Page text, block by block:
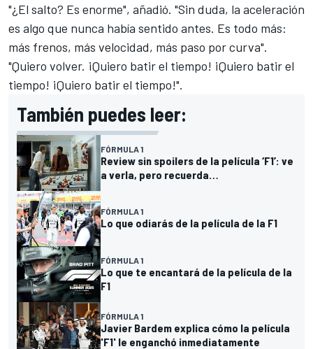
"¿El salto? Es enorme", añadió. "Sin duda, la aceleración
es algo que nunca había sentido antes. Es todo más:
más frenos, más velocidad, más paso por curva".
"Quiero volver. ¡Quiero batir el tiempo! ¡Quiero batir el
tiempo! ¡Quiero batir el tiempo!".
También puedes leer:
FÓRMULA 1
Review sin spoilers de la película ‘F1’: ve
a verla, pero recuerda…
FÓRMULA 1
Lo que odiarás de la película de la F1
FÓRMULA 1
Lo que te encantará de la película de la
F1
FÓRMULA 1
Javier Bardem explica cómo la película
'F1' le enganchó inmediatamente